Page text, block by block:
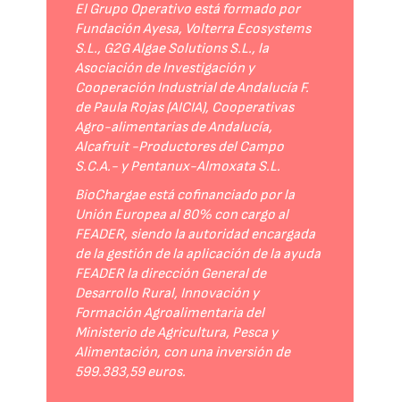
El Grupo Operativo está formado por
Fundación Ayesa, Volterra Ecosystems
S.L., G2G Algae Solutions S.L., la
Asociación de Investigación y
Cooperación Industrial de Andalucía F.
de Paula Rojas (AICIA), Cooperativas
Agro-alimentarias de Andalucía,
Alcafruit -Productores del Campo
S.C.A.- y Pentanux-Almoxata S.L.
BioChargae está cofinanciado por la
Unión Europea al 80% con cargo al
FEADER, siendo la autoridad encargada
de la gestión de la aplicación de la ayuda
FEADER la dirección General de
Desarrollo Rural, Innovación y
Formación Agroalimentaria del
Ministerio de Agricultura, Pesca y
Alimentación, con una inversión de
599.383,59 euros.